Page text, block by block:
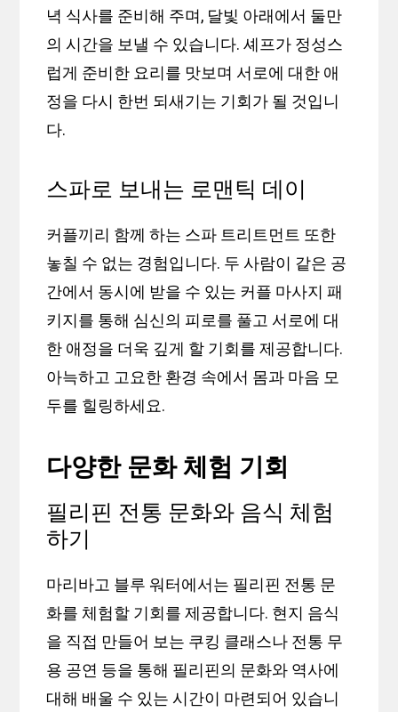
녁 식사를 준비해 주며, 달빛 아래에서 둘만
의 시간을 보낼 수 있습니다. 셰프가 정성스
럽게 준비한 요리를 맛보며 서로에 대한 애
정을 다시 한번 되새기는 기회가 될 것입니
다.
스파로 보내는 로맨틱 데이
커플끼리 함께 하는 스파 트리트먼트 또한
놓칠 수 없는 경험입니다. 두 사람이 같은 공
간에서 동시에 받을 수 있는 커플 마사지 패
키지를 통해 심신의 피로를 풀고 서로에 대
한 애정을 더욱 깊게 할 기회를 제공합니다.
아늑하고 고요한 환경 속에서 몸과 마음 모
두를 힐링하세요.
다양한 문화 체험 기회
필리핀 전통 문화와 음식 체험
하기
마리바고 블루 워터에서는 필리핀 전통 문
화를 체험할 기회를 제공합니다. 현지 음식
을 직접 만들어 보는 쿠킹 클래스나 전통 무
용 공연 등을 통해 필리핀의 문화와 역사에
대해 배울 수 있는 시간이 마련되어 있습니